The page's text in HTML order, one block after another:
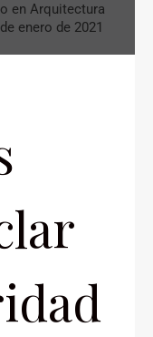
en Arquitectura
enero de 2021